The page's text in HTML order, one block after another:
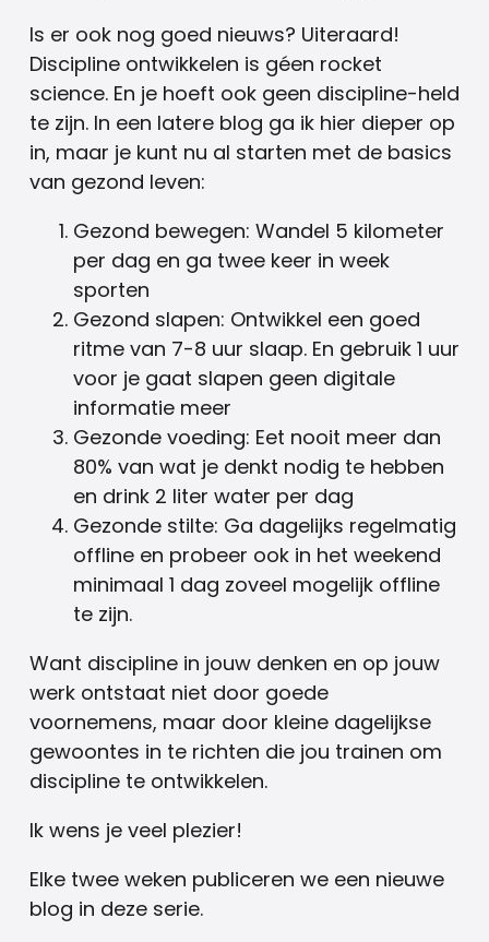
Is er ook nog goed nieuws? Uiteraard!
Discipline ontwikkelen is géen rocket
science. En je hoeft ook geen discipline-held
te zijn. In een latere blog ga ik hier dieper op
in, maar je kunt nu al starten met de basics
van gezond leven:
Gezond bewegen: Wandel 5 kilometer
per dag en ga twee keer in week
sporten
Gezond slapen: Ontwikkel een goed
ritme van 7-8 uur slaap. En gebruik 1 uur
voor je gaat slapen geen digitale
informatie meer
Gezonde voeding: Eet nooit meer dan
80% van wat je denkt nodig te hebben
en drink 2 liter water per dag
Gezonde stilte: Ga dagelijks regelmatig
offline en probeer ook in het weekend
minimaal 1 dag zoveel mogelijk offline
te zijn.
Want discipline in jouw denken en op jouw
werk ontstaat niet door goede
voornemens, maar door kleine dagelijkse
gewoontes in te richten die jou trainen om
discipline te ontwikkelen.
Ik wens je veel plezier!
Elke twee weken publiceren we een nieuwe
blog in deze serie.